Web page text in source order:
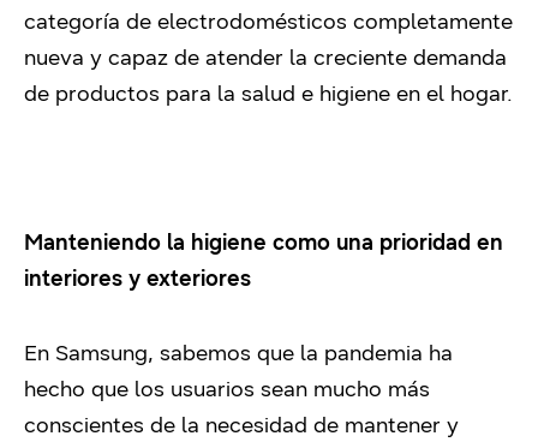
categoría de electrodomésticos completamente
nueva y capaz de atender la creciente demanda
de productos para la salud e higiene en el hogar.
Manteniendo la higiene como una prioridad en
interiores y exteriores
En Samsung, sabemos que la pandemia ha
hecho que los usuarios sean mucho más
conscientes de la necesidad de mantener y